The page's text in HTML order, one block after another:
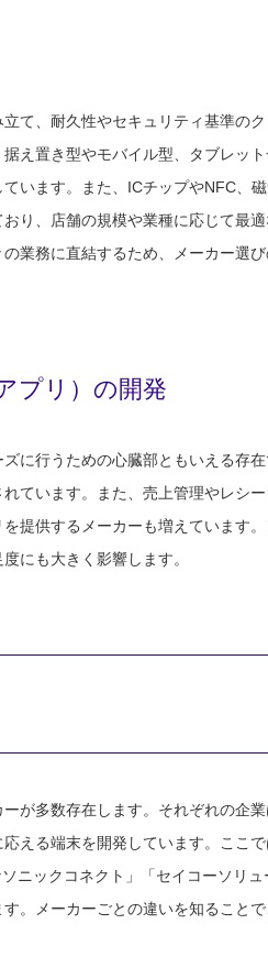
て、耐久性やセキュリティ基準の
え置き型やモバイル型、タブレット
います。また、ICチップやNFC、
り、店舗の規模や業種に応じて最
業務に直結するため、メーカー選
プリ）の開発
に行うための心臓部ともいえる存
ています。また、売上管理やレシ
提供するメーカーも増えています
にも大きく影響します。
が多数存在します。それぞれの企
える端末を開発しています。ここ
ニックコネクト」「セイコーソリュ
。メーカーごとの違いを知ること